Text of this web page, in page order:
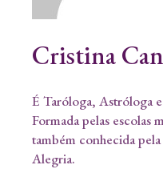
Cristina
É Taróloga, Astróloga
Formada pelas escolas
também conhecida pela
Alegria.